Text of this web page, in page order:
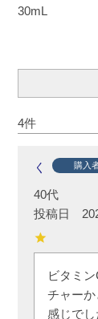
30mL
4
く 購入
40代
投稿日
ビタミ
チャー
感じでし